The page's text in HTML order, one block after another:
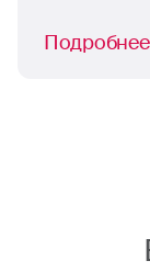
Подробнее